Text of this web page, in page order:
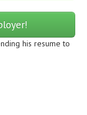
his resume to